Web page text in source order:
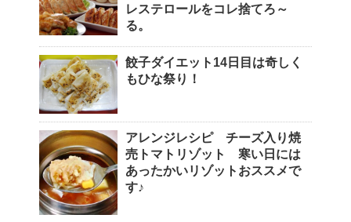
レステロールをコレ捨てろ～
る。
餃子ダイエット14日目は奇しく
もひな祭り！
アレンジレシピ チーズ入り焼
売トマトリゾット 寒い日には
あったかいリゾットおススメで
す♪